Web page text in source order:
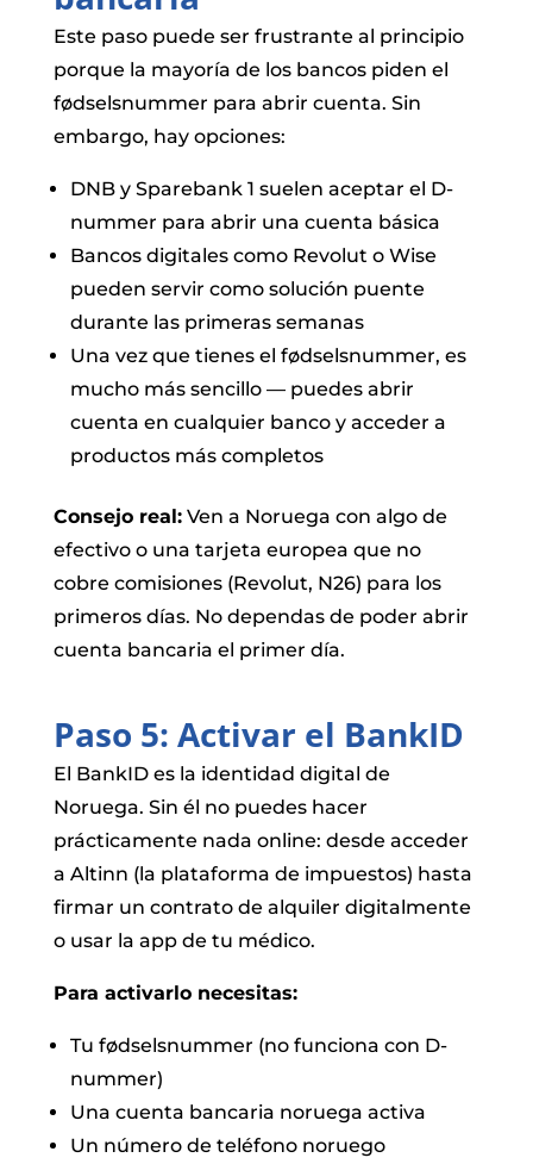
Este paso puede ser frustrante al principio
porque la mayoría de los bancos piden el
fødselsnummer para abrir cuenta. Sin
embargo, hay opciones:
DNB y Sparebank 1 suelen aceptar el D-
nummer para abrir una cuenta básica
Bancos digitales como Revolut o Wise
pueden servir como solución puente
durante las primeras semanas
Una vez que tienes el fødselsnummer, es
mucho más sencillo — puedes abrir
cuenta en cualquier banco y acceder a
productos más completos
Consejo real:Ven a Noruega con algo de
efectivo o una tarjeta europea que no
cobre comisiones (Revolut, N26) para los
primeros días. No dependas de poder abrir
cuenta bancaria el primer día.
Paso 5: Activar el BankID
El BankID es la identidad digital de
Noruega. Sin él no puedes hacer
prácticamente nada online: desde acceder
a Altinn (la plataforma de impuestos) hasta
firmar un contrato de alquiler digitalmente
o usar la app de tu médico.
Para activarlo necesitas:
Tu fødselsnummer (no funciona con D-
nummer)
Una cuenta bancaria noruega activa
Un número de teléfono noruego